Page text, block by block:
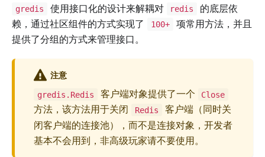
gredis 使用接口化的设计来解耦对 redis
的底层依
赖，通过社区组件的方式实现了
100+
项常用方法，并且
提供了分组的方式来管理接口。
注意
gredis.Redis 客户端对象提供了一个 Close
方法，该方法用于关闭 Redis
客户端（同时关
闭客户端的连接池），而不是连接对象，开发者
基本不会用到，非高级玩家请不要使用。